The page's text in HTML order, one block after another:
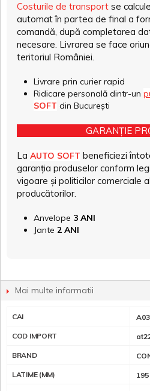
Costurile de transport se
automat în partea de final a
comandă, după completarea
necesare. Livrarea se face
teritoriul României.
Livrare prin curier rapid
Ridicare personală dintr-un
SOFT din București
GARANȚIE
La AUTO SOFT beneficiezi
garanția produselor conform
vigoare și politicilor comerciale
producătorilor.
Anvelope 3 ANI
Jante 2 ANI
Mai multe informatii
CAI
COD IMPORT
BRAND
LATIME (MM) 195